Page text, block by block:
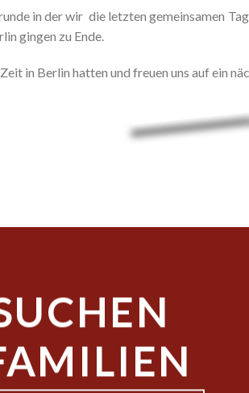
in der wir die letzten gemeinsamen
gingen zu Ende.
in Berlin hatten und freuen uns auf ein